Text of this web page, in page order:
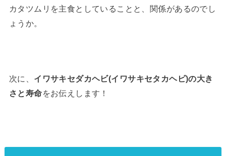
カタツムリを主食としていることと、関係があるのでし
ょうか。
次に、 イワサキセダカヘビ(イワサキセタカヘビ)の大き
さと寿命をお伝えします！